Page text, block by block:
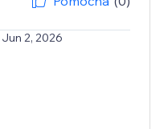
2, 2026